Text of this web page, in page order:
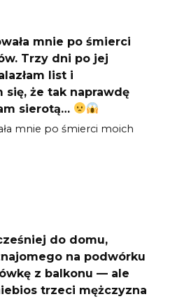
mnie po śmierci
Trzy dni po jej
list i
się, że tak naprawdę
sierotą…
mnie po śmierci moich
do domu,
na podwórku
z balkonu — ale
trzeci mężczyzna